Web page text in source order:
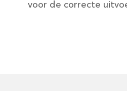
voor de correcte